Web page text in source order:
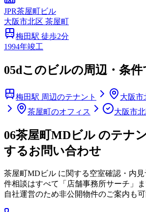
JPR茶屋町ビル
大阪市北区 茶屋町
梅田駅 徒歩2分
1994年竣工
05dこのビルの周辺・条件
梅田駅 周辺のテナント
大阪市
茶屋町のオフィス
大阪市
06茶屋町MDビル のテナ
するお問い合わせ
茶屋町MDビル に関する空室確認・内
件相談はすべて「店舗事務所サーチ」ま
自社運営のため非公開物件のご案内も可